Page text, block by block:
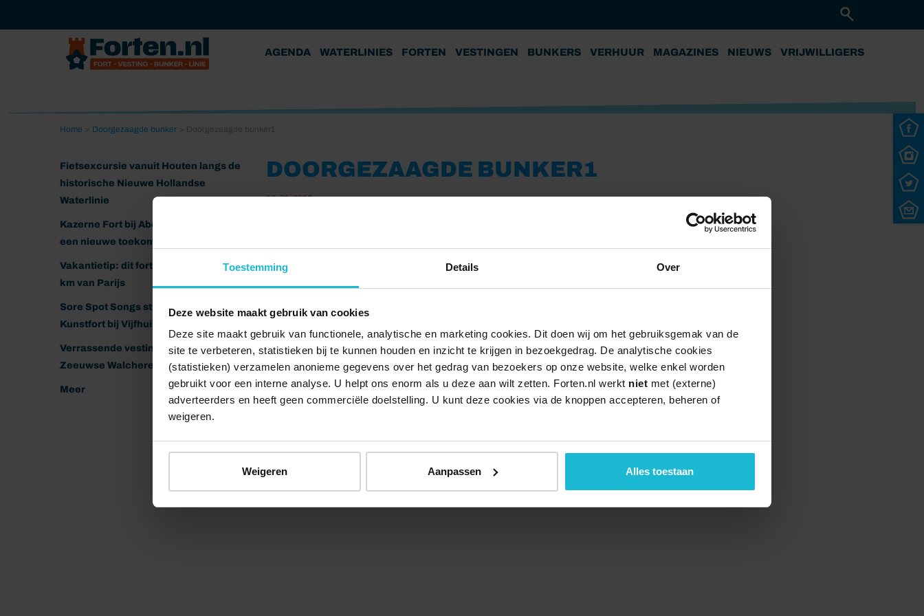
Toestemming Details Over
Deze website maakt gebruik van cookies
Deze site maakt gebruik van functionele, analytische en marketing cookies. Dit doen wij om het gebruiksgemak van de
site te verbeteren, statistieken bij te kunnen houden en inzicht te krijgen in bezoekgedrag. De analytische cookies
(statistieken) verzamelen anonieme gegevens over het gedrag van bezoekers op onze website, welke enkel worden
gebruikt voor een interne analyse. U helpt ons enorm als u deze aan wilt zetten. Forten.nl werkt niet met (externe)
adverteerders en heeft geen commerciële doelstelling. U kunt deze cookies via de knoppen accepteren, beheren of
weigeren.
Weigeren Aanpassen Alles toestaan
AGENDA WATERLINIES FORTEN VESTINGEN BUNKERS VERHUUR MAGAZINES NIEUWS VRIJWILLIGERS
Home Doorgezaagde bunker
Fietsexcursie vanuit Houten langs de
historische Nieuwe Hollandse
Waterlinie
Kazerne Fort bij Abcoude klaar voor
een nieuwe toekomst
Vakantietip: dit fort ligt nog geen 20
km van Parijs
Sore Spot Songs strijkt neer op het
Kunstfort bij Vijfhuizen
Verrassende vestingen van het
Zeeuwse Walcheren
Meer
DOORGEZAAGDE BUNKER1
16-01-2016
© 2026 Stichting Forten Nederland Over ons Doneer nu Disclaimer Contact Forten.nl wordt ondersteund door de